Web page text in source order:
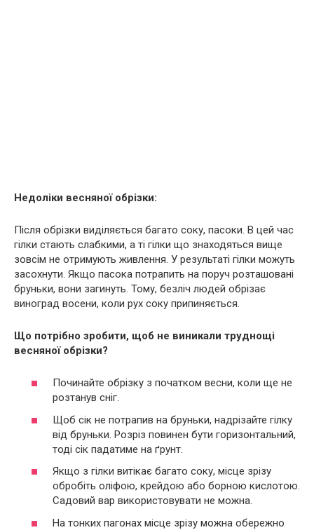
Недоліки весняної обрізки:
Після обрізки виділяється багато соку, пасоки. В цей час
гілки стають слабкими, а ті гілки що знаходяться вище
зовсім не отримують живлення. У результаті гілки можуть
засохнути. Якщо пасока потрапить на поруч розташовані
бруньки, вони загинуть. Тому, безліч людей обрізає
виноград восени, коли рух соку припиняється.
Що потрібно зробити, щоб не виникали труднощі
весняної обрізки?
Починайте обрізку з початком весни, коли ще не
розтанув сніг.
Щоб сік не потрапив на бруньки, надрізайте гілку
від бруньки. Розріз повинен бути горизонтальний,
тоді сік падатиме на ґрунт.
Якщо з гілки витікає багато соку, місце зрізу
обробіть оліфою, крейдою або борною кислотою.
Садовий вар використовувати не можна.
На тонких пагонах місце зрізу можна обережно